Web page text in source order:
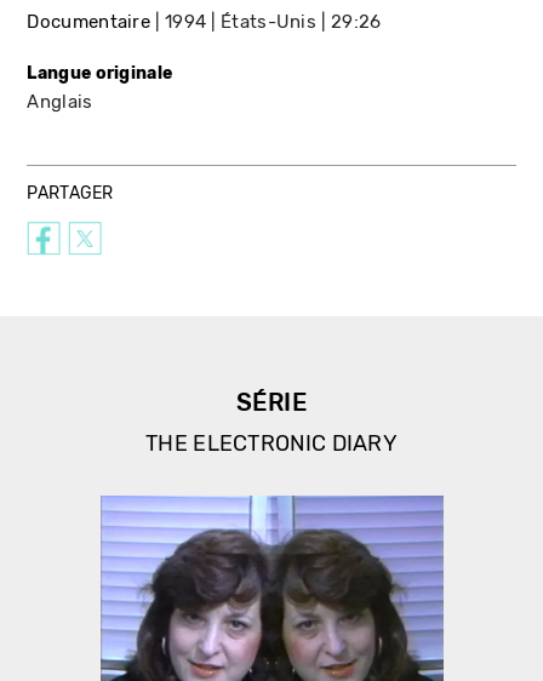
Documentaire 1994 États-Unis 29:26
Langue originale
Anglais
PARTAGER
SÉRIE
THE ELECTRONIC DIARY